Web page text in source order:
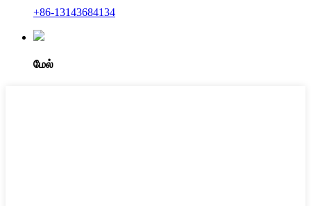
+86-13143684134
மேல்